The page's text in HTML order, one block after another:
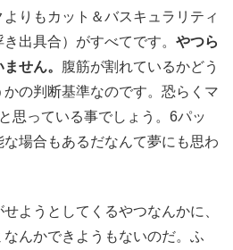
りもカット＆バスキュラリティ
出具合）がすべてです。 やつら
せん。 腹筋が割れているかどう
の判断基準なのです。恐らくマ
思っている事でしょう。6パッ
場合もあるだなんて夢にも思わ
ようとしてくるやつなんかに、
んかできようもないのだ。ふ